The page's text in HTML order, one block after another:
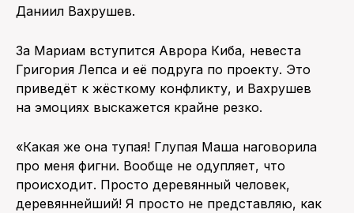
Даниил Вахрушев.
За Мариам вступится Аврора Киба, невеста
Григория Лепса и её подруга по проекту. Это
приведёт к жёсткому конфликту, и Вахрушев
на эмоциях выскажется крайне резко.
«Какая же она тупая! Глупая Маша наговорила
про меня фигни. Вообще не одупляет, что
происходит. Просто деревянный человек,
деревяннейший! Я просто не представляю, как